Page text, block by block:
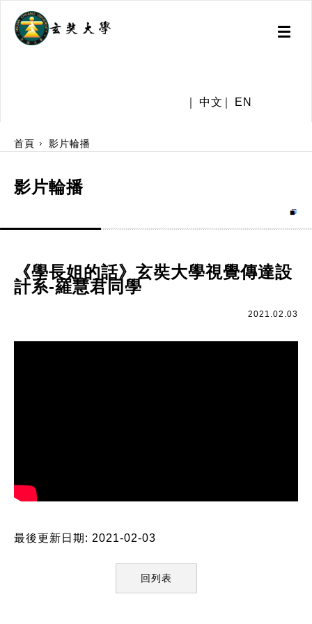
Toggle
中文 EN
首頁
影片輪播
影片輪播
《學長姐的話》玄奘大學視覺傳達設
計系-羅慧君同學
2021.02.03
最後更新日期: 2021-02-03
回列表